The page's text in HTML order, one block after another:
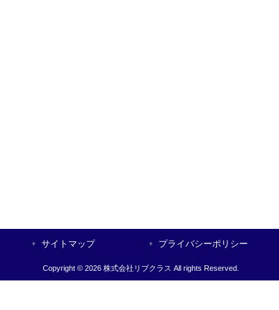
サイトマップ プライバシーポリシー
Copyright © 2026 株式会社リブクラス All rights Reserved.